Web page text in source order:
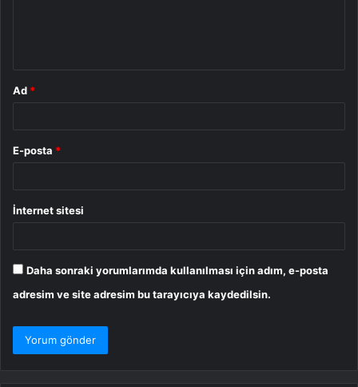
Ad *
E-posta *
İnternet sitesi
Daha sonraki yorumlarımda kullanılması için adım, e-posta
adresim ve site adresim bu tarayıcıya kaydedilsin.